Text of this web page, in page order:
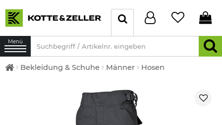
Menü
Bekleidung & Schuhe Männer Hosen